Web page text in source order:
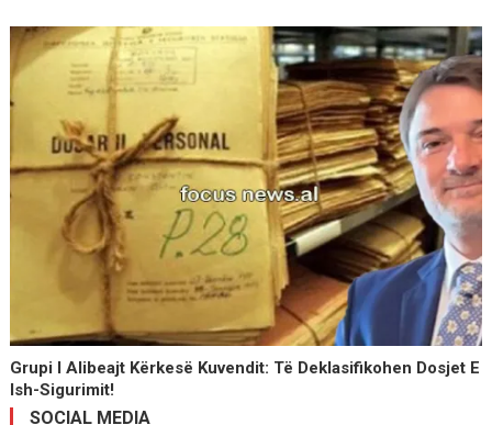
Grupi I Alibeajt Kërkesë Kuvendit: Të Deklasifikohen Dosjet E
Ish-Sigurimit!
SOCIAL MEDIA